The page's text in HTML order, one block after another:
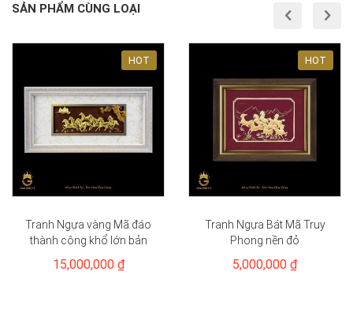
SẢN PHẨM CÙNG LOẠI
HOT
Tranh Ngựa vàng Mã đáo
thành công khổ lớn bản
15,000,000 ₫
HOT
Tranh Ngựa Bát Mã Truy
Phong nền đỏ
5,000,000 ₫